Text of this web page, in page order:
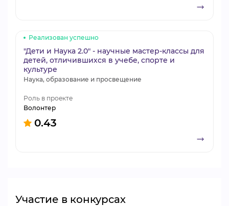
Реализован успешно
"Дети и Наука 2.0" - научные мастер-классы для
детей, отличившихся в учебе, спорте и
культуре
Наука, образование и просвещение
Роль в проекте
Волонтер
0.43
Участие в конкурсах